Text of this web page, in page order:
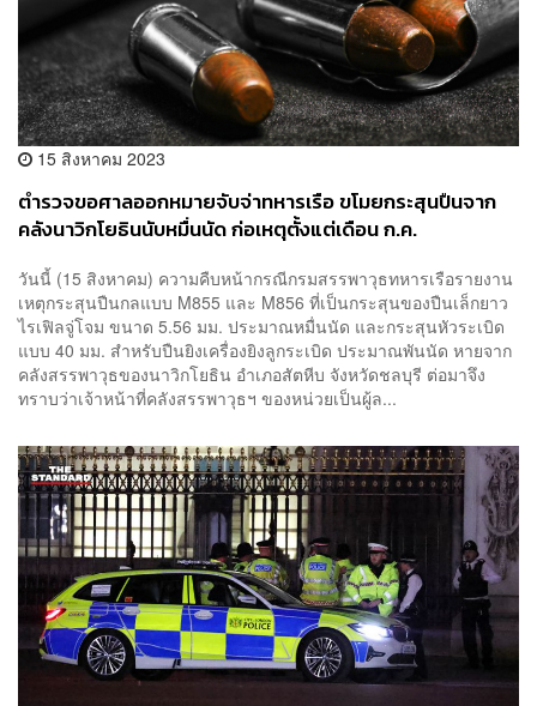
15 สิงหาคม 2023
ตำรวจขอศาลออกหมายจับจ่าทหารเรือ ขโมยกระสุนปืนจาก
คลังนาวิกโยธินนับหมื่นนัด ก่อเหตุตั้งแต่เดือน ก.ค.
วันนี้ (15 สิงหาคม) ความคืบหน้ากรณีกรมสรรพาวุธทหารเรือรายงาน
เหตุกระสุนปืนกลแบบ M855 และ M856 ที่เป็นกระสุนของปืนเล็กยาว
ไรเฟิลจู่โจม ขนาด 5.56 มม. ประมาณหมื่นนัด และกระสุนหัวระเบิด
แบบ 40 มม. สำหรับปืนยิงเครื่องยิงลูกระเบิด ประมาณพันนัด หายจาก
คลังสรรพาวุธของนาวิกโยธิน อำเภอสัตหีบ จังหวัดชลบุรี ต่อมาจึง
ทราบว่าเจ้าหน้าที่คลังสรรพาวุธฯ ของหน่วยเป็นผู้ล...